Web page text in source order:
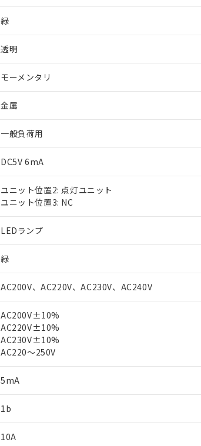
緑
透明
モーメンタリ
金属
一般負荷用
DC5V 6mA
ユニット位置2: 点灯ユニット
ユニット位置3: NC
LEDランプ
緑
AC200V、AC220V、AC230V、AC240V
AC200V±10%
AC220V±10%
AC230V±10%
AC220～250V
5mA
1b
10A
ご利用条件
以下の条件をお読みいただき、同意のうえご利用
対応予定：EU RoHS指令（10物質）の非含有に
対応予定なし：EU RoHS指令（10物質）の非
調査・確認中：EU RoHS指令（10物質）の非含
非該当品：ライセンス料など無形物で、有害物
仕入先様の事情により、非含有部品としていた
があります。
*EU RoHS指令（10物質）：
六価クロム(Cr(Ⅵ)) 1000ppm以下、ポリ臭化ビフェニル類
但し、RoHS指令で産業用監視および制御機器に対する適用除
フタル酸エステル類の４物質については閾値を超える意図的
※1 中国RoHS○×表
「×」：最大均質材料含有率が中国RoHSの基準
「－」：未確認です。当社販売部門へお問い合わ
Pb(鉛) :1000ppm、 Hg(水銀) : 1000ppm、 Cd(カドミウム) :
DBP(フタル酸ジブチル) : 1000ppm、 DIBP(フタル酸ジイソ
う）を輸出または国外への提供する場合
記
説明